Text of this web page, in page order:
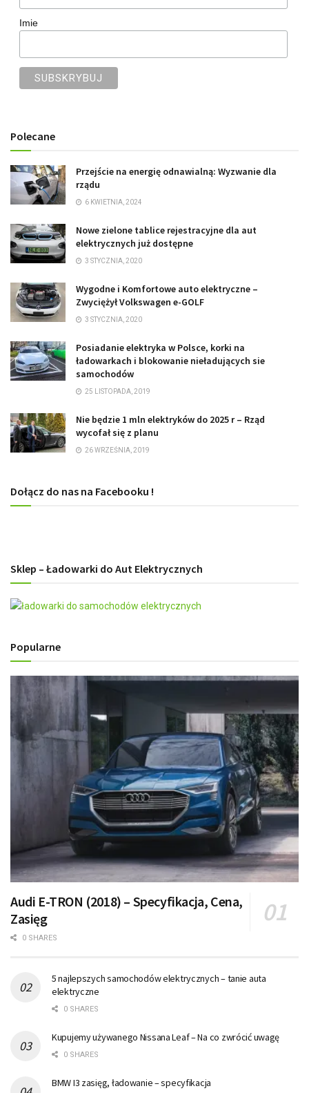
Imie
Polecane
Przejście na energię odnawialną: Wyzwanie dla
rządu
6 KWIETNIA, 2024
Nowe zielone tablice rejestracyjne dla aut
elektrycznych już dostępne
3 STYCZNIA, 2020
Wygodne i Komfortowe auto elektryczne –
Zwyciężył Volkswagen e-GOLF
3 STYCZNIA, 2020
Posiadanie elektryka w Polsce, korki na
ładowarkach i blokowanie nieładujących sie
samochodów
25 LISTOPADA, 2019
Nie będzie 1 mln elektryków do 2025 r – Rząd
wycofał się z planu
26 WRZEŚNIA, 2019
Dołącz do nas na Facebooku !
Sklep – Ładowarki do Aut Elektrycznych
Popularne
Audi E-TRON (2018) – Specyfikacja, Cena,
Zasięg
0 SHARES
5 najlepszych samochodów elektrycznych – tanie auta
elektryczne
0 SHARES
Kupujemy używanego Nissana Leaf – Na co zwrócić uwagę
0 SHARES
BMW I3 zasięg, ładowanie – specyfikacja